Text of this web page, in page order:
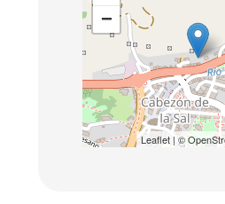
−
Leaflet| ©